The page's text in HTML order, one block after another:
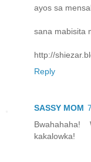
ayos sa
sana mabisita
http://
Reply
SASSY MOM
kakalowka!